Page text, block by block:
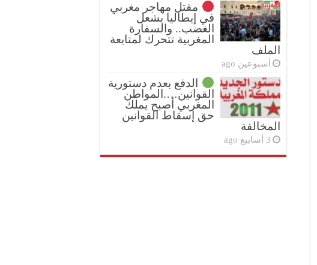
مقتل مهاجر مغربي
في إيطاليا يشعل
الغضب.. والسفارة
المغربية تتحرك لمتابعة
الملف
أسبوعين ago
الدفع بعدم دستورية
القوانين….المواطن
المغربي أصبح يملك
حق إسقاط القوانين
المخالفة
3 أسابيع ago